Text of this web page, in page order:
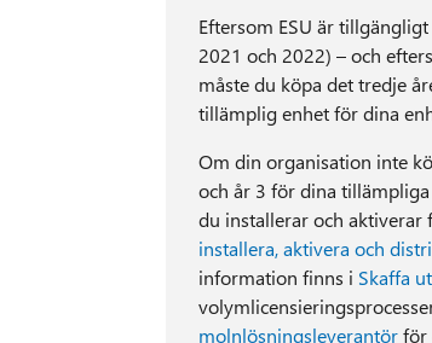
Eftersom ESU är
2021 och 2022) – och
måste du köpa det tredje
tillämplig enhet för dina
Om din organisation inte
och år 3 för dina
du installerar och
installera, aktivera och
information finns i Skaffa
molnlösningsleverantörför